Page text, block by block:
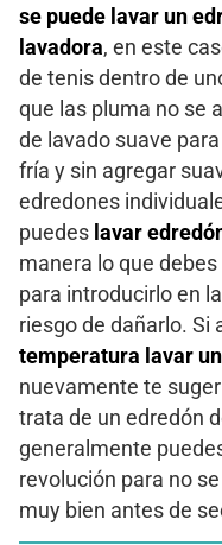
se puede lavar un
lavadora, en este
de tenis dentro de
que las pluma no se
de lavado suave
fría y sin agregar
edredones
puedes lavar
manera lo que
para introducirlo en
riesgo de dañarlo. Si
temperatura lavar
nuevamente te
trata de un edredón
generalmente
revolución para no
muy bien antes de